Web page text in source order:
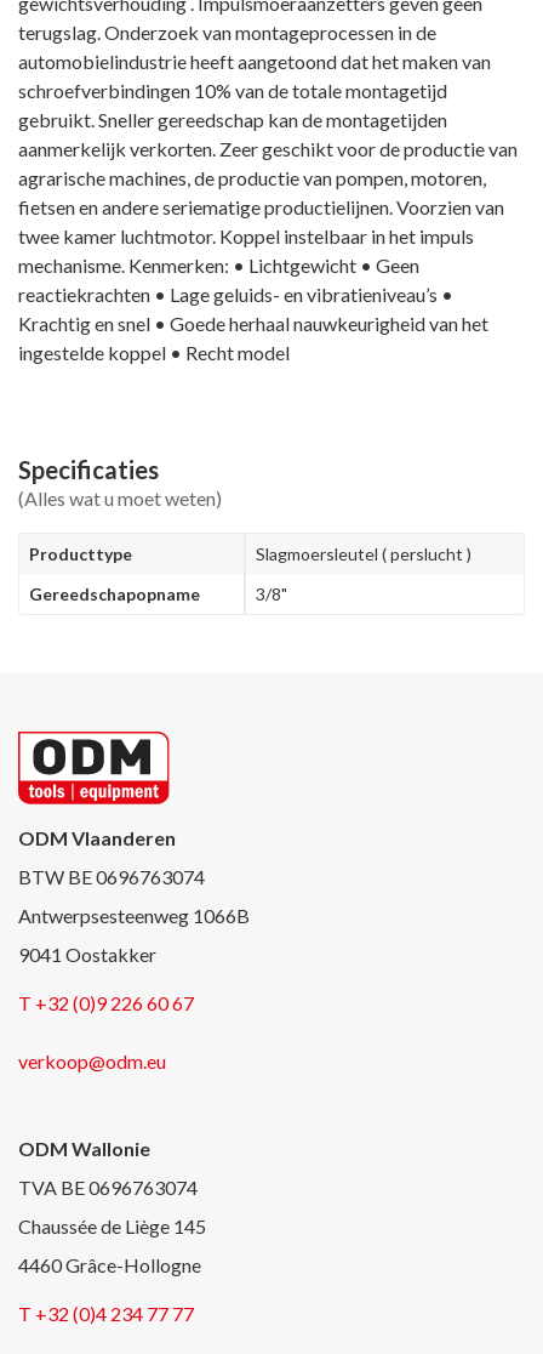
terugslag. Onderzoek van montageprocessen in de
automobielindustrie heeft aangetoond dat het maken van
schroefverbindingen 10% van de totale montagetijd
gebruikt. Sneller gereedschap kan de montagetijden
aanmerkelijk verkorten. Zeer geschikt voor de productie van
agrarische machines, de productie van pompen, motoren,
fietsen en andere seriematige productielijnen. Voorzien van
twee kamer luchtmotor. Koppel instelbaar in het impuls
mechanisme. Kenmerken: • Lichtgewicht • Geen
reactiekrachten • Lage geluids- en vibratieniveau’s •
Krachtig en snel • Goede herhaal nauwkeurigheid van het
ingestelde koppel • Recht model
Specificaties
(Alles wat u moet weten)
Producttype
Slagmoersleutel ( perslucht )
Gereedschapopname
3/8"
ODM Vlaanderen
BTW BE 0696763074
Antwerpsesteenweg 1066B
9041 Oostakker
T +32 (0)9 226 60 67
verkoop@odm.eu
ODM Wallonie
TVA BE 0696763074
Chaussée de Liège 145
4460 Grâce-Hollogne
T +32 (0)4 234 77 77